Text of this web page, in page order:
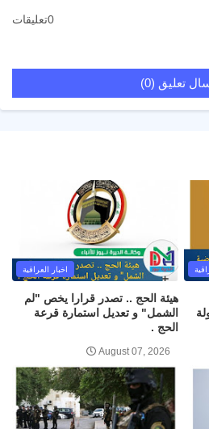
0تعليقات
تعليق (0)
اخبار العراقية
هيئة الحج .. تصدر قرارا يخص "لم
الشمل" و تعديل استمارة قرعة
الحج .
August 07, 2026